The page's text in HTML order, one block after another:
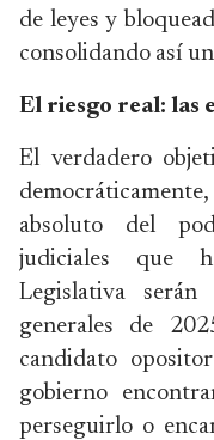
de leyes y
consolidando así
El riesgo real: las
El verdadero
absoluto del
judiciales que
Legislativa
generales de
candidato
gobierno
perseguirlo o